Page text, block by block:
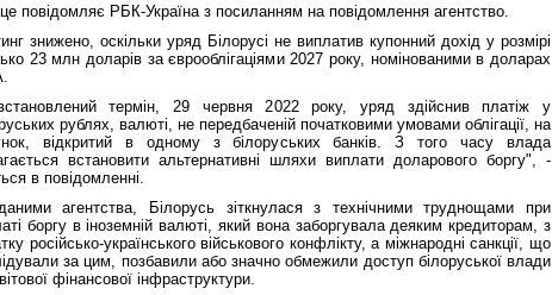
повідомляє РБК-Україна з посиланням на повідомлення агентство.
знижено, оскільки уряд Білорусі не виплатив купонний дохід у розмірі
23 млн доларів за єврооблігаціями 2027 року, номінованими в доларах
термін, 29 червня 2022 року, уряд здійснив платіж у
рублях, валюті, не передбаченій початковими умовами облігації, на
відкритий в одному з білоруських банків. З того часу влада
встановити альтернативні шляхи виплати доларового боргу", -
в повідомленні.
агентства, Білорусь зіткнулася з технічними труднощами при
боргу в іноземній валюті, який вона заборгувала деяким кредиторам, з
російсько-українського військового конфлікту, а міжнародні санкції, що
за цим, позбавили або значно обмежили доступ білоруської влади
фінансової інфраструктури.